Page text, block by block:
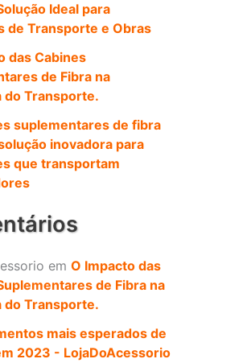
Ideal para
de Transporte e Obras
das Cabines
de Fibra na
do Transporte.
suplementares de fibra
inovadora para
que transportam
em O Impacto das
de Fibra na
do Transporte.
mais esperados de
2023 - LojaDoAcessorio